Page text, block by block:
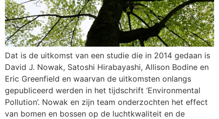
Dat is de uitkomst van een studie die in 2014 gedaan is
David J. Nowak, Satoshi Hirabayashi, Allison Bodine en
Eric Greenfield en waarvan de uitkomsten onlangs
gepubliceerd werden in het tijdschrift ‘Environmental
Pollution’. Nowak en zijn team onderzochten het effect
van bomen en bossen op de luchtkwaliteit en de